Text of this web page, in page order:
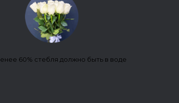
60% стебля должно быть в воде